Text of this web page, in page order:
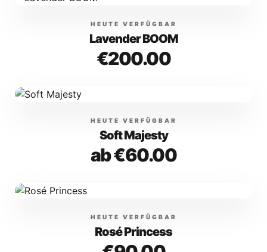
HEUTE VERFÜGBAR
Lavender BOOM
€200.00
HEUTE VERFÜGBAR
Soft Majesty
ab €60.00
HEUTE VERFÜGBAR
Rosé Princess